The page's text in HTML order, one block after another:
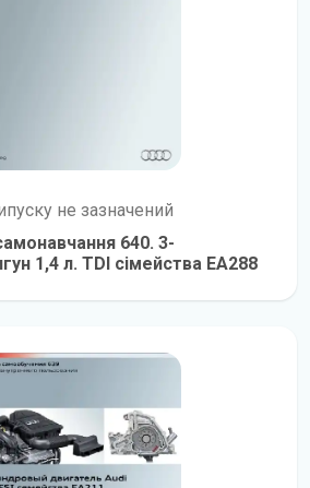
не зазначений
640. 3-
1,4 л. TDI сімейства EA288